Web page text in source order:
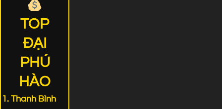
TOP
ĐẠI
PHÚ
HÀO
Thanh Bình